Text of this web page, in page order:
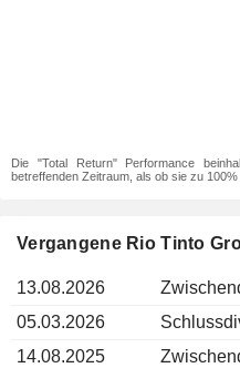
Die "Total Return" Performance
betreffenden Zeitraum, als ob sie zu
Vergangene Rio Tinto
13.08.2026
05.03.2026
14.08.2025